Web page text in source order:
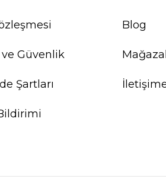
Güvenlik
Şartları
Blog